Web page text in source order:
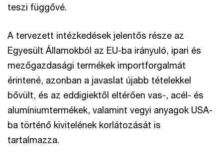
teszi függővé.
A tervezett intézkedések jelentős része az
Egyesült Államokból az EU-ba irányuló, ipari és
mezőgazdasági termékek importforgalmát
érintené, azonban a javaslat újabb tételekkel
bővült, és az eddigiektől eltérően vas-, acél- és
alumíniumtermékek, valamint vegyi anyagok USA-
ba történő kivitelének korlátozását is
tartalmazza.